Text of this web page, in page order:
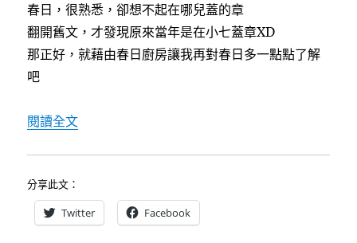
春日，很熟悉，卻想不起在哪兒蓋的章
翻開舊文，才發現原來當年是在小七蓋章XD
那正好，就藉由春日廚房讓我再對春日多一點點了解
吧
閱讀全文〈[屏東春日]春日廚房～隱身原住民部落中有特
分享此文：
Twitter Facebook